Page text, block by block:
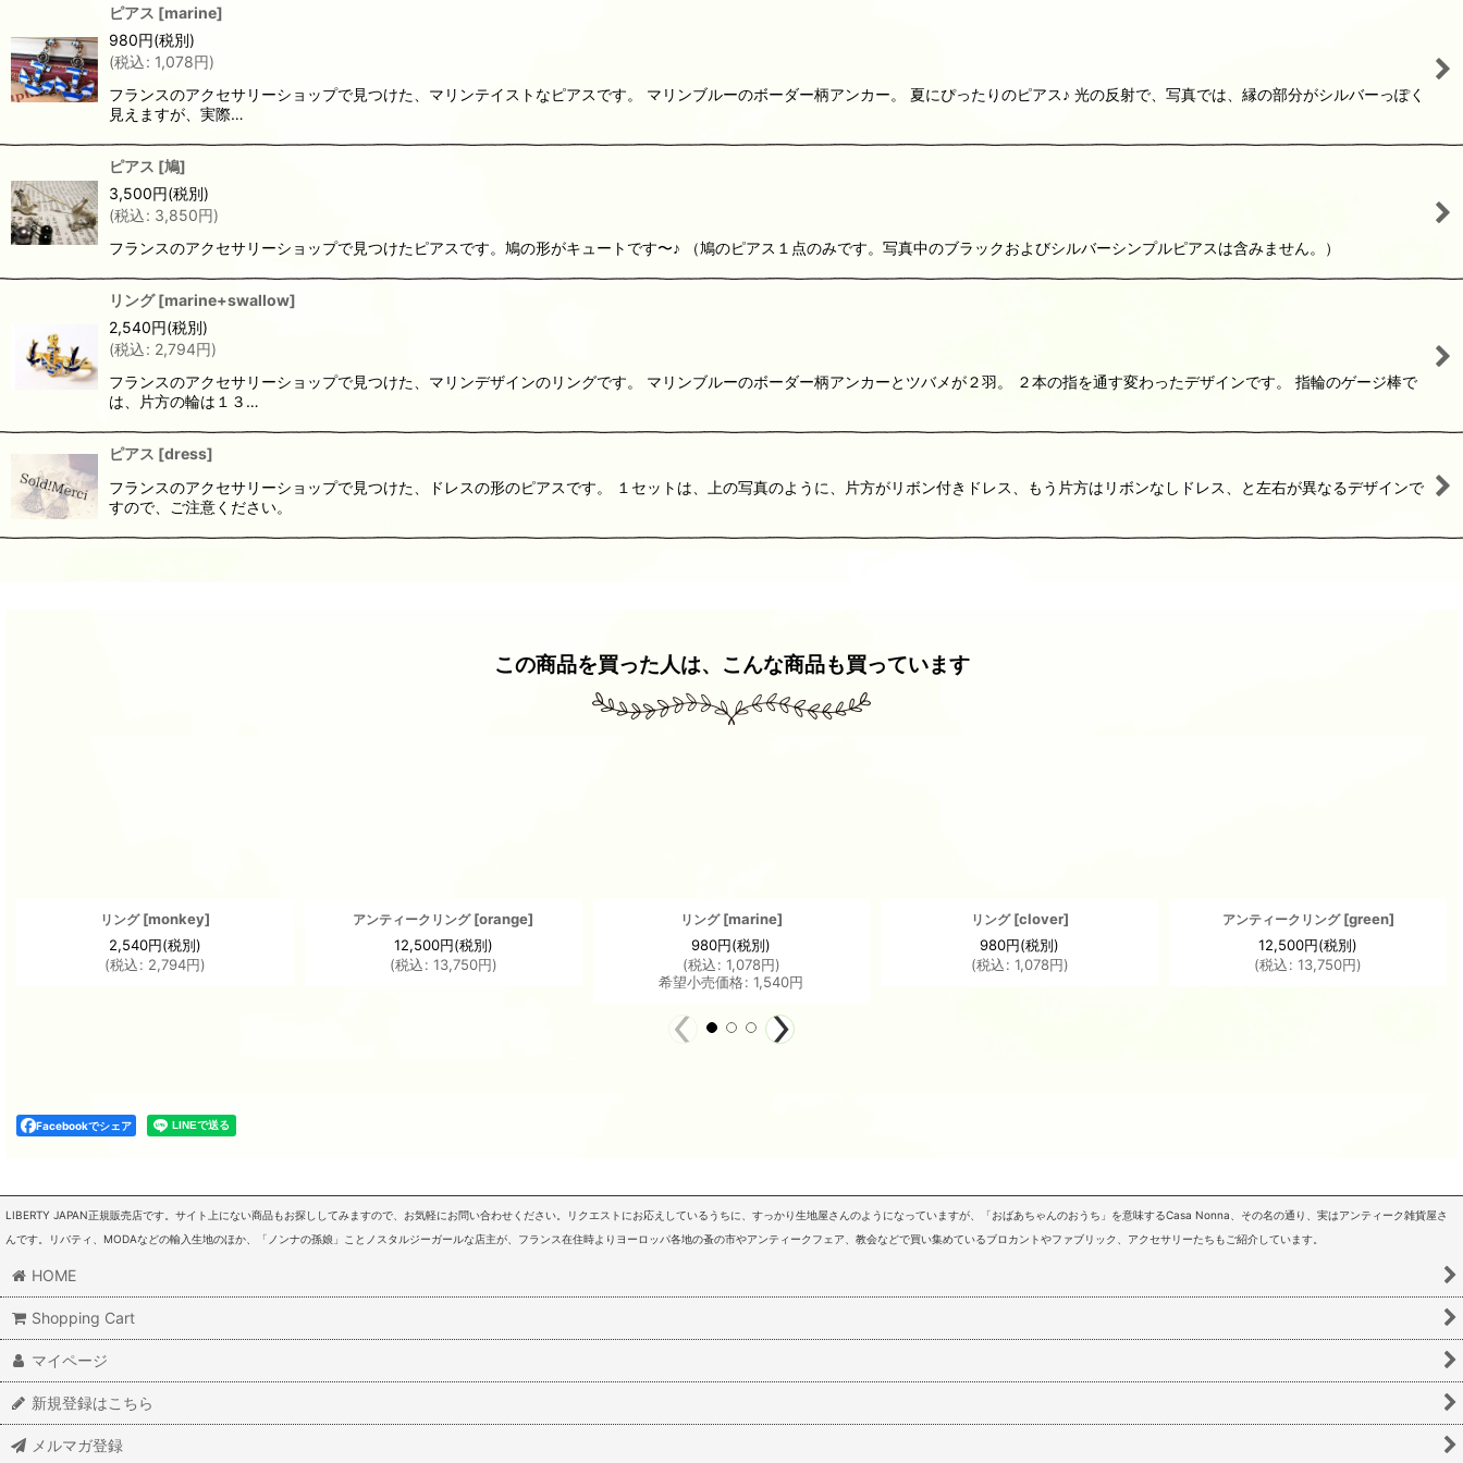
ピアス [marine]
980円(税別)
(税込: 1,078円)
フランスのアクセサリーショップで見つけた、マリンテイストなピアスです。 マリンブルーのボーダー柄アンカー。 夏にぴったりのピアス♪ 光の反射で、写真では、縁の部分がシルバーっぽく
見えますが、実際…
ピアス [鳩]
3,500円(税別)
(税込: 3,850円)
フランスのアクセサリーショップで見つけたピアスです。鳩の形がキュートです〜♪ （鳩のピアス１点のみです。写真中のブラックおよびシルバーシンプルピアスは含みません。）
リング [marine+swallow]
2,540円(税別)
(税込: 2,794円)
フランスのアクセサリーショップで見つけた、マリンデザインのリングです。 マリンブルーのボーダー柄アンカーとツバメが２羽。 ２本の指を通す変わったデザインです。 指輪のゲージ棒で
は、片方の輪は１３…
ピアス [dress]
フランスのアクセサリーショップで見つけた、ドレスの形のピアスです。 １セットは、上の写真のように、片方がリボン付きドレス、もう片方はリボンなしドレス、と左右が異なるデザインで
すので、ご注意ください。
この商品を買った人は、こんな商品も買っています
リング [monkey]
2,540円(税別)
(税込: 2,794円)
アンティークリング [orange]
12,500円(税別)
(税込: 13,750円)
リング [marine]
980円(税別)
(税込: 1,078円)
希望小売価格: 1,540円
リング [clover]
980円(税別)
(税込: 1,078円)
アンティークリング [green]
12,500円(税別)
(税込: 13,750円)
Facebookでシェア
LIBERTY JAPAN正規販売店です。サイト上にない商品もお探ししてみますので、お気軽にお問い合わせください。リクエストにお応えしているうちに、すっかり生地屋さんのようになっていますが、「おばあちゃんのおうち」を意味するCasa Nonna、その名の通り、実はアンティーク雑貨屋さ
んです。リバティ、MODAなどの輸入生地のほか、「ノンナの孫娘」ことノスタルジーガールな店主が、フランス在住時よりヨーロッパ各地の蚤の市やアンティークフェア、教会などで買い集めているブロカントやファブリック、アクセサリーたちもご紹介しています。
HOME
Shopping Cart
マイページ
新規登録はこちら
メルマガ登録